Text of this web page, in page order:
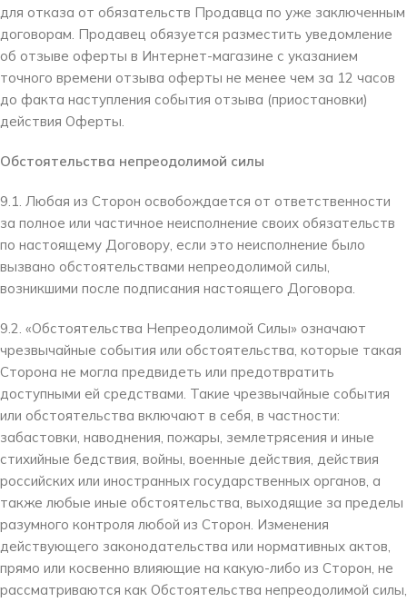
для отказа от обязательств Продавца по уже заключенным
договорам. Продавец обязуется разместить уведомление
об отзыве оферты в Интернет-магазине с указанием
точного времени отзыва оферты не менее чем за 12 часов
до факта наступления события отзыва (приостановки)
действия Оферты.
Обстоятельства непреодолимой силы
9.1. Любая из Сторон освобождается от ответственности
за полное или частичное неисполнение своих обязательств
по настоящему Договору, если это неисполнение было
вызвано обстоятельствами непреодолимой силы,
возникшими после подписания настоящего Договора.
9.2. «Обстоятельства Непреодолимой Силы» означают
чрезвычайные события или обстоятельства, которые такая
Сторона не могла предвидеть или предотвратить
доступными ей средствами. Такие чрезвычайные события
или обстоятельства включают в себя, в частности:
забастовки, наводнения, пожары, землетрясения и иные
стихийные бедствия, войны, военные действия, действия
российских или иностранных государственных органов, а
также любые иные обстоятельства, выходящие за пределы
разумного контроля любой из Сторон. Изменения
действующего законодательства или нормативных актов,
прямо или косвенно влияющие на какую-либо из Сторон, не
рассматриваются как Обстоятельства непреодолимой силы,